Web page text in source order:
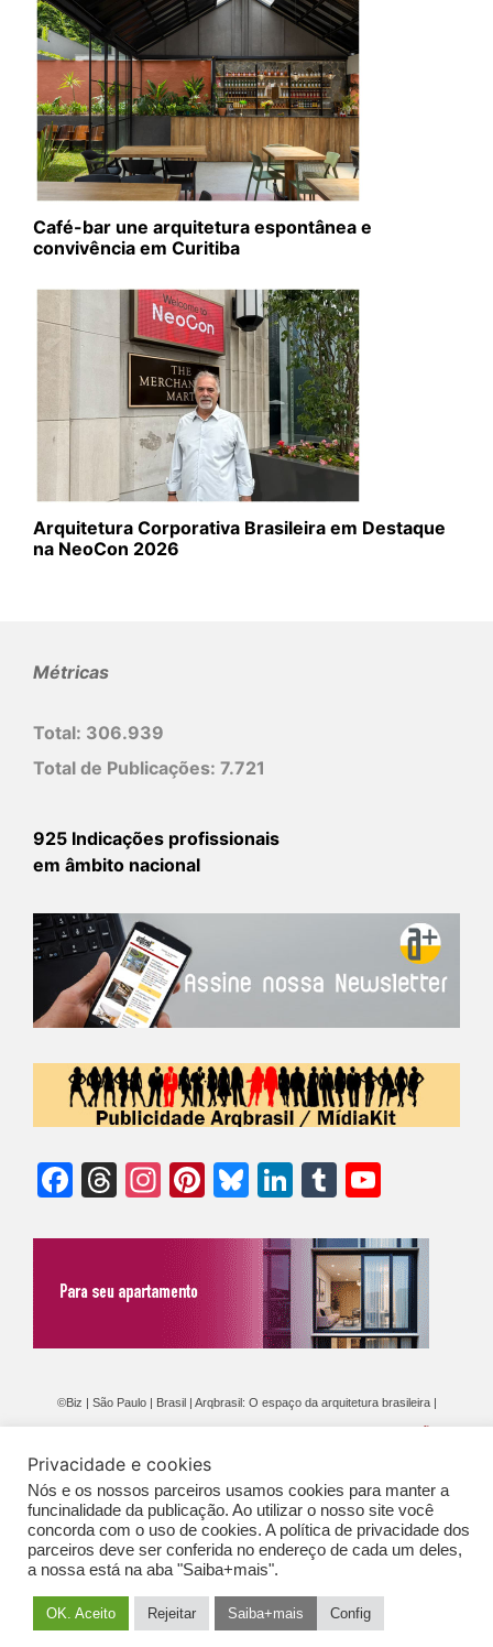
Café-bar une arquitetura espontânea e
convivência em Curitiba
Arquitetura Corporativa Brasileira em Destaque
na NeoCon 2026
Métricas
Total: 306.939
Total de Publicações: 7.721
925 Indicações profissionais
em âmbito nacional
Facebook
Threads
Instagram
Pinterest
Bluesky
LinkedIn
Tumblr
©Biz | São Paulo | Brasil | Arqbrasil: O espaço da arquitetura brasileira |
GERAIS DE PUBLICAÇÃO (CGP
Privacidade e cookies
Nós e os nossos parceiros usamos cookies para manter a
funcinalidade da publicação. Ao utilizar o nosso site você
concorda com o uso de cookies. A política de privacidade dos
parceiros deve ser conferida no endereço de cada um deles,
a nossa está na aba "Saiba+mais".
OK. Aceito Rejeitar Saiba+mais Config